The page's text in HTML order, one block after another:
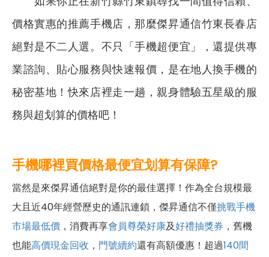
價格實惠的推薦手機店，那麼傑昇通信竹東長春店
絕對是不二人選。不只「手機超便宜」，還提供專
業諮詢、貼心服務與快速報價，是在地人換手機的
秘密基地！快來店裡走一趟，親身體驗五星級的服
務與超划算的價格吧！
手機哪裡買價格最便宜划算有保障?
當然是來傑昇通信絕對是你的最佳選擇！作為全台規模最
大且近40年經營歷史的通訊連鎖，傑昇通信不僅挑戰手機
市場最低價 ，消費再享會員尊榮好康及好禮抽獎券 ，舊機
也能高價現金回收 ， 門號續約還有高額優惠！超過140間